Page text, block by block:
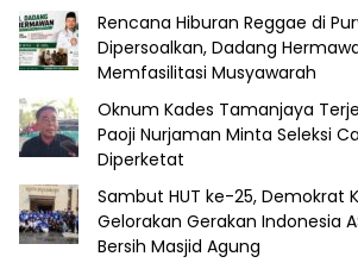
Rencana Hiburan Reggae di
Dipersoalkan, Dadang
Memfasilitasi Musyawarah
Oknum Kades Tamanjaya
Paoji Nurjaman Minta Seleksi
Diperketat
Sambut HUT ke-25, Demokrat
Gelorakan Gerakan Indonesia
Bersih Masjid Agung